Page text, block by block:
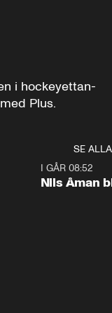
i hockeyettan-
Plus.
SE ALLA
I GÅR 08:52
Nils Åman